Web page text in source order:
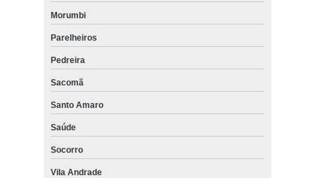
Morumbi
Parelheiros
Pedreira
Sacomã
Santo Amaro
Saúde
Socorro
Vila Andrade